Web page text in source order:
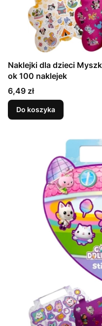
Naklejki dla dzieci
ok 100 naklejek
Cena
6,49 zł
Do koszyka